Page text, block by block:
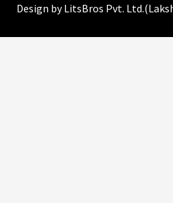
Design byLitsBros Pvt. Ltd.(